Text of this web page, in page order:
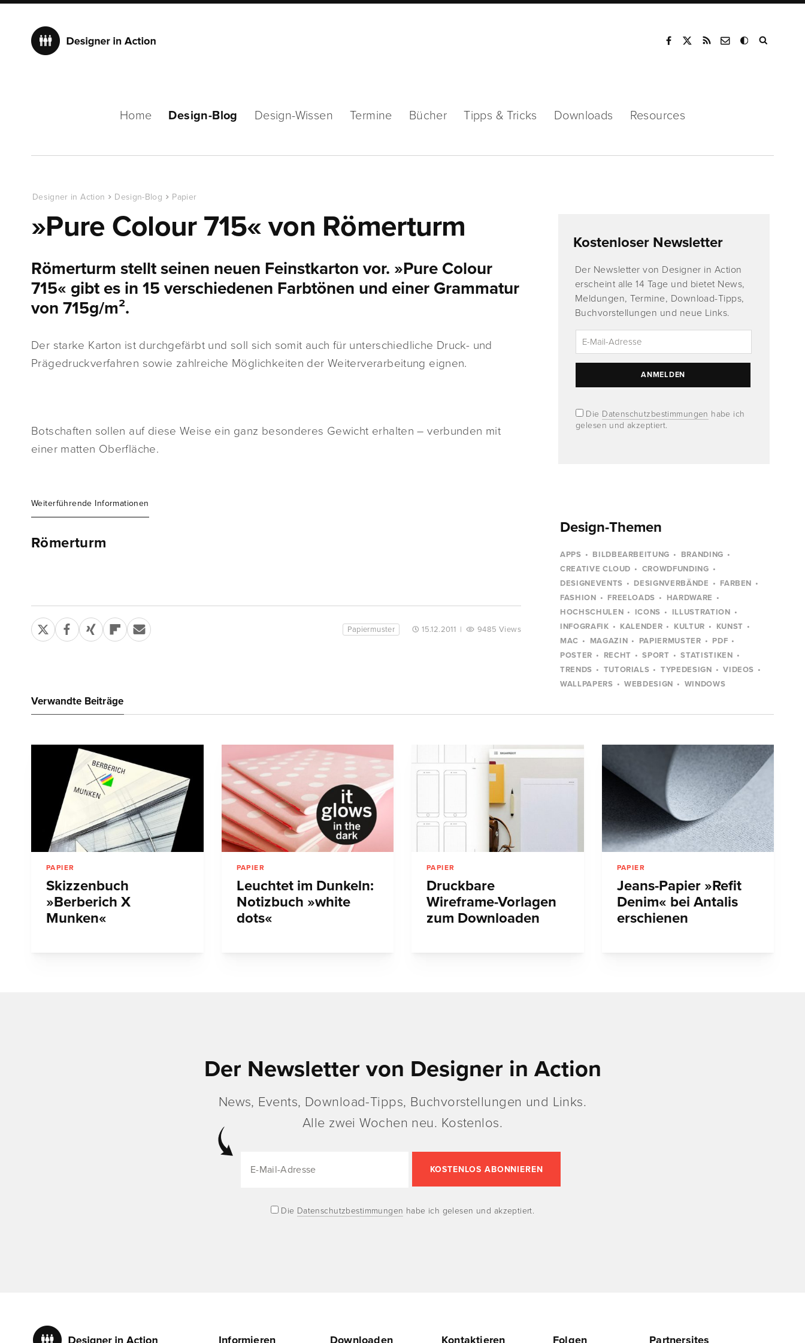
Home Design-Blog Design-Wissen Termine Bücher Tipps & Tricks Downloads Resources
Designer in Action Design-Blog Papier
»Pure Colour 715« von Römerturm
Römerturm stellt seinen neuen Feinstkarton vor. »Pure Colour
715« gibt es in 15 verschiedenen Farbtönen und einer Grammatur
von 715g/m².
Der starke Karton ist durchgefärbt und soll sich somit auch für unterschiedliche Druck- und
Prägedruckverfahren sowie zahlreiche Möglichkeiten der Weiterverarbeitung eignen.
Botschaften sollen auf diese Weise ein ganz besonderes Gewicht erhalten – verbunden mit
einer matten Oberfläche.
Weiterführende Informationen
Römerturm
Papiermuster 15.12.2011 | 9485 Views
Kostenloser Newsletter
Der Newsletter von Designer in Action
erscheint alle 14 Tage und bietet News,
Meldungen, Termine, Download-Tipps,
Buchvorstellungen und neue Links.
Die Datenschutzbestimmungen habe ich
gelesen und akzeptiert.
Design-Themen
APPS BILDBEARBEITUNG
BRANDING
CREATIVE CLOUD
CROWDFUNDING
DESIGNEVENTS
DESIGNVERBÄNDE
FARBEN
FASHION
FREELOADS
HARDWARE
HOCHSCHULEN
ICONS
ILLUSTRATION
INFOGRAFIK
KALENDER KULTUR
KUNST
MAC
MAGAZIN PAPIERMUSTER
PDF
POSTER
RECHT SPORT
STATISTIKEN
TRENDS
TUTORIALS TYPEDESIGN
VIDEOS
WALLPAPERS
WEBDESIGN WINDOWS
Verwandte Beiträge
PAPIER
Skizzenbuch
»Berberich X
Munken«
PAPIER
Leuchtet im Dunkeln:
Notizbuch »white
dots«
PAPIER
Druckbare
Wireframe-Vorlagen
zum Downloaden
PAPIER
Jeans-Papier »Refit
Denim« bei Antalis
erschienen
Der Newsletter von Designer in Action
News, Events, Download-Tipps, Buchvorstellungen und Links.
Alle zwei Wochen neu. Kostenlos.
Die Datenschutzbestimmungen habe ich gelesen und akzeptiert.
Informieren Downloaden Kontaktieren Folgen Partnersites